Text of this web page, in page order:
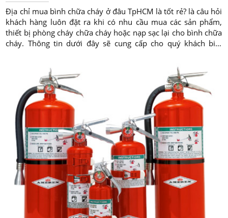
Địa chỉ mua bình chữa cháy ở đâu TpHCM là tốt rẻ? là câu hỏi
khách hàng luôn đặt ra khi có nhu cầu mua các sản phẩm,
thiết bị phòng cháy chữa cháy hoặc nạp sạc lại cho bình chữa
cháy. Thông tin dưới đây sẽ cung cấp cho quý khách biết
TpHCM là tốt rẻ tại thành phồ Hồ Chí Minh. Mong rằng quý
khách hàng sẽ tìm thấy được thông tin cần thiết.